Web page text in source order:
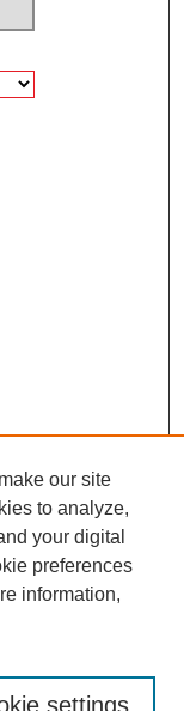
our site
to analyze,
your digital
preferences
information,
settings